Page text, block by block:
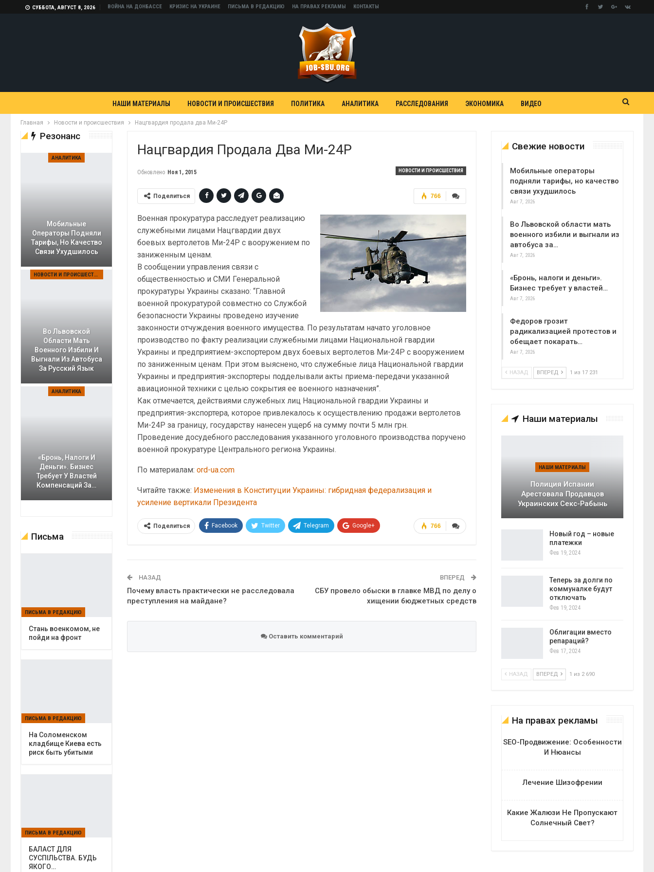
СУББОТА, АВГУСТ 8, 2026 ВОЙНА НА ДОНБАССЕ КРИЗИС НА УКРАИНЕ ПИСЬМА В РЕДАКЦИЮ НА ПРАВАХ РЕКЛАМЫ КОНТАКТЫ
НАШИ МАТЕРИАЛЫ НОВОСТИ И ПРОИСШЕСТВИЯ ПОЛИТИКА АНАЛИТИКА РАССЛЕДОВАНИЯ ЭКОНОМИКА ВИДЕО
Главная Новости и происшествия Нацгвардия продала два Ми-24Р
Нацгвардия Продала Два Ми-24Р
НОВОСТИ И ПРОИСШЕСТВИЯ
Обновлено Ноя 1, 2015
766
Поделиться
Военная прокуратура расследует реализацию
служебными лицами Нацгвардии двух
боевых вертолетов Ми-24Р с вооружением по
заниженным ценам.
В сообщении управления связи с
общественностью и СМИ Генеральной
прокуратуры Украины сказано: “Главной
военной прокуратурой совместно со Службой
безопасности Украины проведено изучение
законности отчуждения военного имущества. По результатам начато уголовное
производство по факту реализации служебными лицами Национальной гвардии
Украины и предприятием-экспортером двух боевых вертолетов Ми-24Р с вооружением
по заниженным ценам. При этом выяснено, что служебные лица Национальной гвардии
Украины и предприятия-экспортеры подделывали акты приема-передачи указанной
авиационной техники с целью сокрытия ее военного назначения”.
Как отмечается, действиями служебных лиц Национальной гвардии Украины и
предприятия-экспортера, которое привлекалось к осуществлению продажи вертолетов
Ми-24Р за границу, государству нанесен ущерб на сумму почти 5 млн грн.
Проведение досудебного расследования указанного уголовного производства поручено
военной прокуратуре Центрального региона Украины.
По материалам:ord-ua.com
Читайте также: Изменения в Конституции Украины: гибридная федерализация и
усиление вертикали Президента
766
Поделиться Facebook Twitter Telegram Google+
НАЗАД
Почему власть практически не расследовала
преступления на майдане?
ВПЕРЕД
СБУ провело обыски в главке МВД по делу о
хищении бюджетных средств
Оставить комментарий
Свежие новости
Мобильные операторы
подняли тарифы, но качество
связи ухудшилось
Авг 7, 2026
Во Львовской области мать
военного избили и выгнали из
автобуса за…
Авг 7, 2026
«Бронь, налоги и деньги».
Бизнес требует у властей…
Авг 7, 2026
Федоров грозит
радикализацией протестов и
обещает покарать…
Авг 7, 2026
НАЗАД ВПЕРЕД 1 из 17 231
Наши материалы
НАШИ МАТЕРИАЛЫ
Полиция Испании
Арестовала Продавцов
Украинских Секс-Рабынь
Новый год – новые
платежки
Фев 19, 2024
Теперь за долги по
коммуналке будут
отключать
Фев 19, 2024
Облигации вместо
репараций?
Фев 17, 2024
НАЗАД ВПЕРЕД 1 из 2 690
На правах рекламы
SEO-Продвижение: Особенности
И Нюансы
Лечение Шизофрении
Какие Жалюзи Не Пропускают
Солнечный Свет?
Резонанс
АНАЛИТИКА
Мобильные
Операторы Подняли
Тарифы, Но Качество
Связи Ухудшилось
НОВОСТИ И ПРОИСШЕСТВИЯ
Во Львовской
Области Мать
Военного Избили И
Выгнали Из Автобуса
За Русский Язык
АНАЛИТИКА
«Бронь, Налоги И
Деньги». Бизнес
Требует У Властей
Компенсаций За…
Письма
ПИСЬМА В РЕДАКЦИЮ
Cтань военкомом, не
пойди на фронт
ПИСЬМА В РЕДАКЦИЮ
На Соломенском
кладбище Киева есть
риск быть убитыми
ПИСЬМА В РЕДАКЦИЮ
БАЛАСТ ДЛЯ
СУСПІЛЬСТВА. БУДЬ
ЯКОГО…